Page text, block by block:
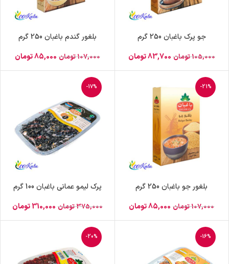
جو پرک باغبان 250 گرم
105,000تومان 83,700تومان
بلغور گندم باغبان 250 گرم
107,000تومان 85,000تومان
-21%
بلغور جو باغبان 250 گرم
107,000تومان 85,000تومان
-17%
پرک لیمو عمانی باغبان 100 گرم
375,000تومان 310,000تومان
-16%
-20%